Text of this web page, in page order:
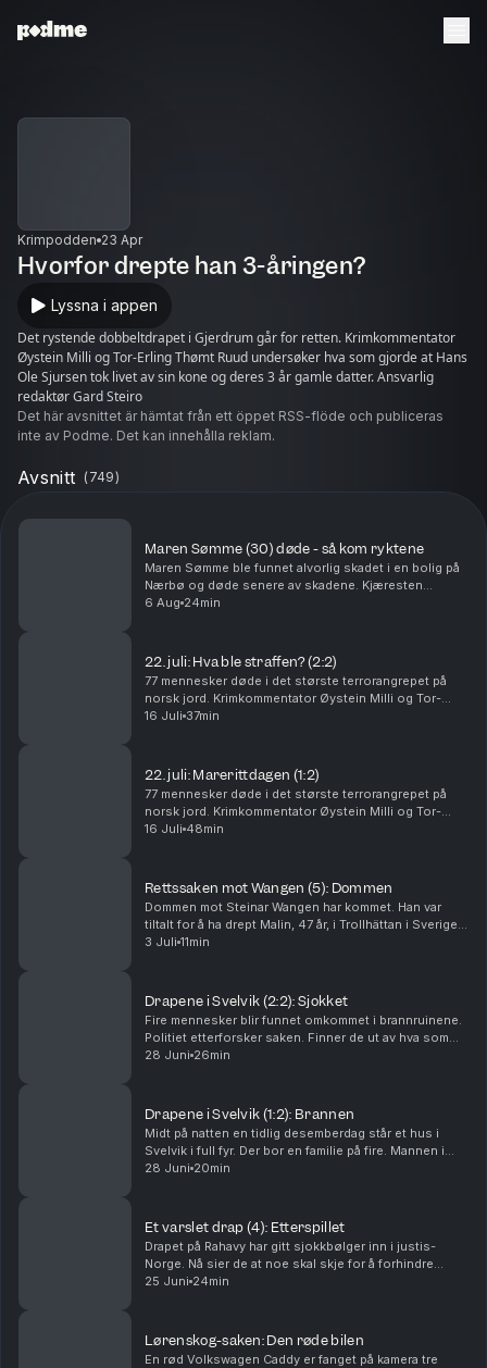
Krimpodden 23 Apr
Hvorfor drepte han 3-åringen?
Lyssna i appen
Det rystende dobbeltdrapet i Gjerdrum går for retten. Krimkommentator
Øystein Milli og Tor-Erling Thømt Ruud undersøker hva som gjorde at Hans
Ole Sjursen tok livet av sin kone og deres 3 år gamle datter. Ansvarlig
redaktør Gard Steiro
Det här avsnittet är hämtat från ett öppet RSS-flöde och publiceras
inte av Podme. Det kan innehålla reklam.
Avsnitt (749)
Maren Sømme (30) døde - så kom ryktene
Maren Sømme ble funnet alvorlig skadet i en bolig på
Nærbø og døde senere av skadene. Kjæresten
hennes er siktet for drap, men nekter straffskyld. I
6 Aug 24min
22. juli: Hva ble straffen? (2:2)
77 mennesker døde i det største terrorangrepet på
norsk jord. Krimkommentator Øystein Milli og Tor-
Erling Thømt Ruud går gjennom etterspillet av 22. juli i
16 Juli 37min
22. juli: Marerittdagen (1:2)
77 mennesker døde i det største terrorangrepet på
norsk jord. Krimkommentator Øystein Milli og Tor-
Erling Thømt Ruud går gjennom terrorhandlingene den
16 Juli 48min
Rettssaken mot Wangen (5): Dommen
Dommen mot Steinar Wangen har kommet. Han var
tiltalt for å ha drept Malin, 47 år, i Trollhättan i Sverige i
september 2024. Det store spørsmålet i rettssaken
3 Juli 11min
Drapene i Svelvik (2:2): Sjokket
Fire mennesker blir funnet omkommet i brannruinene.
Politiet etterforsker saken. Finner de ut av hva som
har skjedd? Og hvorfor? Ansvarlig redaktør Gard
28 Juni 26min
Drapene i Svelvik (1:2): Brannen
Midt på natten en tidlig desemberdag står et hus i
Svelvik i full fyr. Der bor en familie på fire. Mannen i
huset er brannmann. Hva har skjedd? Ansvarlig
28 Juni 20min
Et varslet drap (4): Etterspillet
Drapet på Rahavy har gitt sjokkbølger inn i justis-
Norge. Nå sier de at noe skal skje for å forhindre
lignende saker. Men kommer lovnadene til å bli fulgt
25 Juni 24min
Lørenskog-saken: Den røde bilen
En rød Volkswagen Caddy er fanget på kamera tre